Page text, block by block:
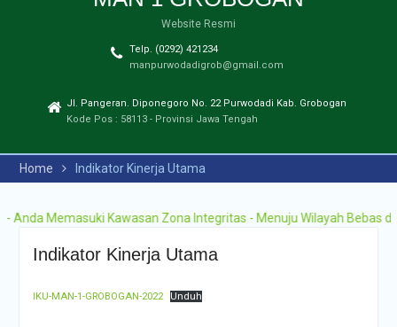
Pengumuman Hasil
Lomba Olimpiade Sains
MTs/SMP Kabupaten
Grobogan Tahun 2026
Murid Baru (PMB) MAN 1
Grobogan Tahun Ajaran
Pengumuman Hasil
Seleksi PPDB Program
Grobogan Tahun Pelajaran
Pengumuman Hasil
Seleksi PMB Gelombang 2
Ajaran 2026-2027
Website Resmi
Telp. (0292) 421234
manpurwodadigrob@gmail.com
Jl. Pangeran. Diponegoro No. 22 Purwodadi Kab. Grobogan
Kode Pos : 58113 - Provinsi Jawa Tengah
Home Indikator Kinerja Utama
Memasuki Kawasan Zona Integritas - Menuju Wilayah Bebas
Indikator Kinerja Utama
IKU-MAN-1-GROBOGAN-2022 Unduh